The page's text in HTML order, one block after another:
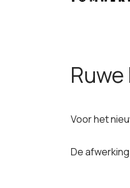
Voor het
De